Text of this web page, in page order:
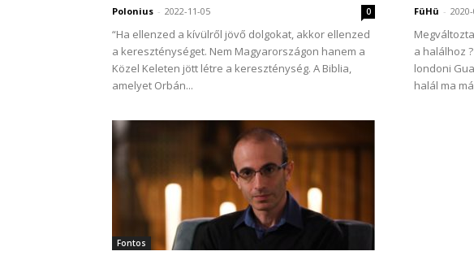
Polonius - 2022-11-05 0
“Ha ellenzed a kívülről jövő dolgokat, akkor ellenzed
a kereszténységet. Nem Magyarországon hanem a
Közel Keleten jött létre a kereszténység. A Biblia,
amelyet Orbán...
FüHü -
a halálhoz
londoni
halál ma
Fontos